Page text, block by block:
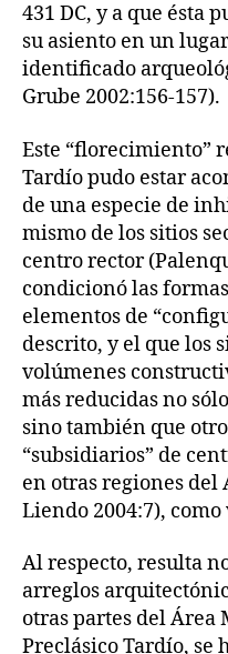
431 DC, y a que ésta
su asiento en un
identificado
Grube 2002:156-157).
Este “florecimiento”
Tardío pudo estar
de una especie de
mismo de los sitios
centro rector
condicionó las
elementos de
descrito, y el que los
volúmenes
más reducidas no
sino también que
“subsidiarios” de
en otras regiones del
Liendo 2004:7),
Al respecto, resulta
arreglos
otras partes del Área
Preclásico Tardío, se